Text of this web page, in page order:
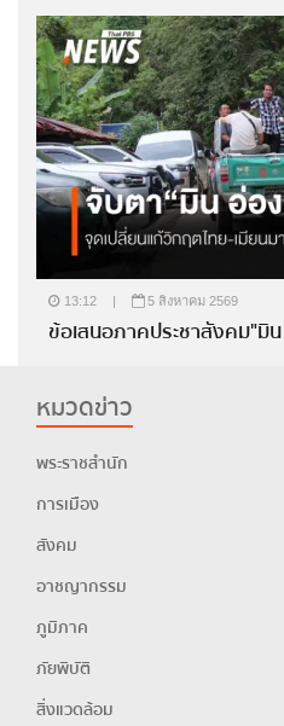
13:12 | 5 สิงหาคม 2569
ข้อเสนอภาคประชาสังคม"มิ
หมวดข่าว
พระราชสำนัก
การเมือง
สังคม
อาชญากรรม
ภูมิภาค
ภัยพิบัติ
สิ่งแวดล้อม